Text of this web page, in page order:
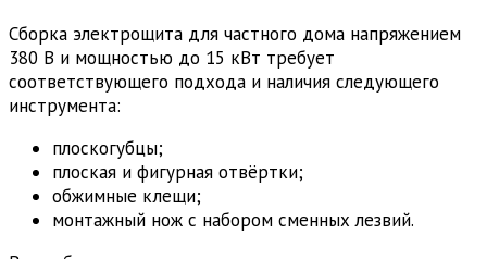
Сборка электрощита для частного дома напряжением
380 В и мощностью до 15 кВт требует
соответствующего подхода и наличия следующего
инструмента:
плоскогубцы;
плоская и фигурная отвёртки;
обжимные клещи;
монтажный нож с набором сменных лезвий.